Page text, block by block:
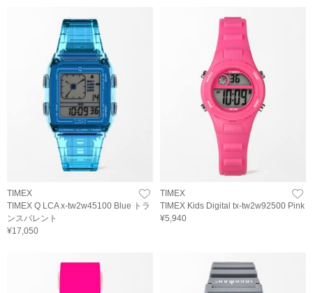
TIMEX
TIMEX Q LCA x-tw2w45100 Blue トラ
ンスパレント
¥17,050
TIMEX
TIMEX Kids Digital tx-tw2w92500 Pink
¥5,940